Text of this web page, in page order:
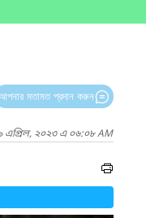
মতামত প্রদান করুন
৯ এপ্রিল, ২০২৩ এ ০৬:০৮ AM